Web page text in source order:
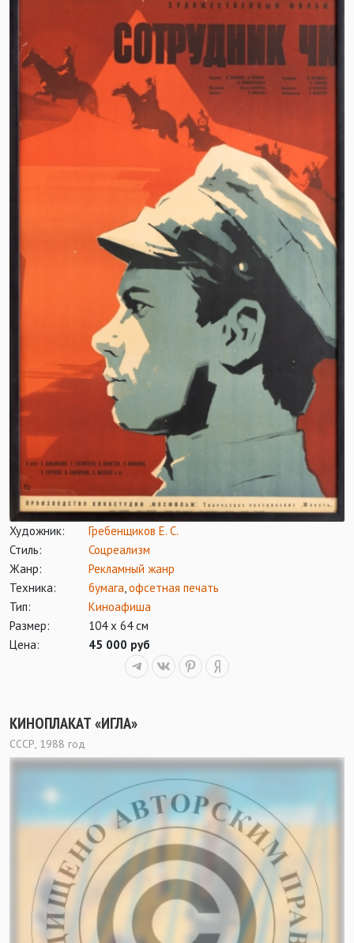
Художник:
Гребенщиков Е. С.
Стиль:
Соцреализм
Жанр:
Рекламный жанр
Техника:
бумага,офсетная печать
Тип:
Киноафиша
Размер:
104 х 64 см
Цена:
45 000 руб
КИНОПЛАКАТ «ИГЛА»
СССР, 1988 год